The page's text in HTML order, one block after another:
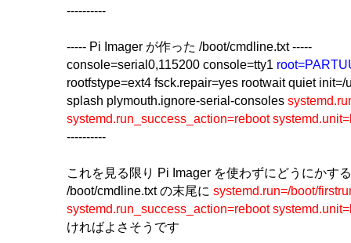
----------
----- Pi Imager が作った /boot/cmdline.txt -----
console=serial0,115200 console=tty1
rootfstype=ext4 fsck.repair=yes rootwait quiet
splash plymouth.ignore-serial-consoles
systemd.run_success_action=reboot
----------
これを見る限り Pi Imager を使わずにどうにかす
/boot/cmdline.txt の末尾に systemd.run=/boot/
systemd.run_success_action=reboot
ければよさそうです